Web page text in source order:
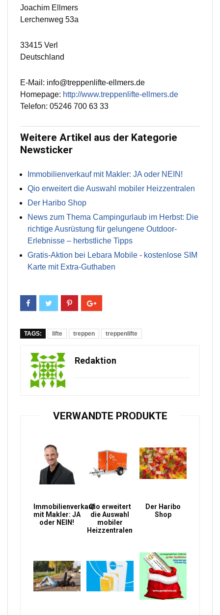
Joachim Ellmers
Lerchenweg 53a
33415 Verl
Deutschland
E-Mail: info@treppenlifte-ellmers.de
Homepage: http://www.treppenlifte-ellmers.de
Telefon: 05246 700 63 33
Weitere Artikel aus der Kategorie
Newsticker
Immobilienverkauf mit Makler: JA oder NEIN!
Qio erweitert die Auswahl mobiler Heizzentralen
Der Haribo Shop
News zum Thema Campingurlaub im Herbst: Die
richtige Ausrüstung für gelungene Outdoor-
Erlebnisse – herbstliche Tipps
Gratis-Aktion bei Lebara Mobile - kostenlose SIM
Karte mit Extra-Guthaben
TAGS: lifte treppen treppenlifte
Redaktion
VERWANDTE PRODUKTE
Immobilienverkauf
mit Makler: JA
oder NEIN!
Qio erweitert
die Auswahl
mobiler
Heizzentralen
Der Haribo
Shop